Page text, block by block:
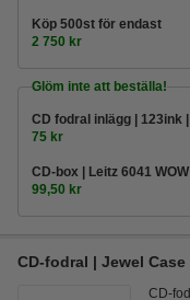
Köp 500st för endast
2 750 kr
Glöm inte att beställa!
CD fodral inlägg | 123ink
75 kr
CD-box | Leitz 6041
99,50 kr
CD-fodral | Jewel
CD-